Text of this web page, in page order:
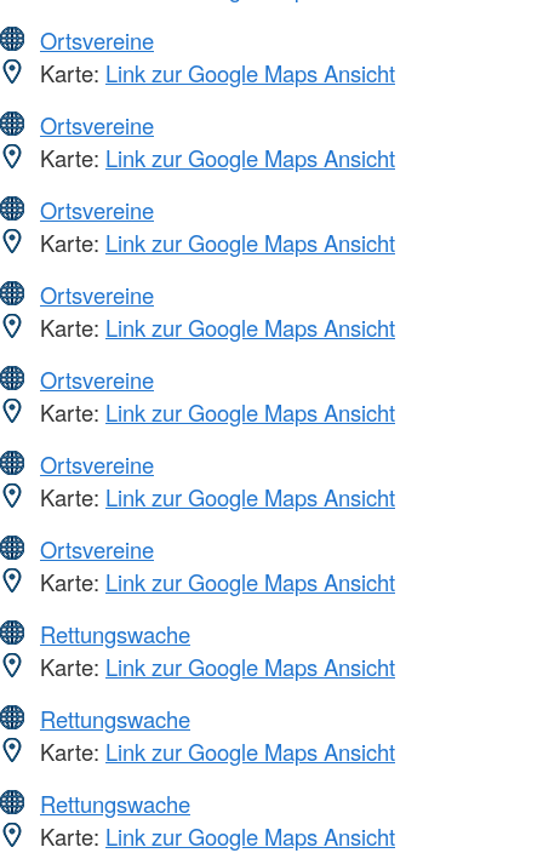
Ortsvereine
Karte: Link zur Google Maps Ansicht
Ortsvereine
Karte: Link zur Google Maps Ansicht
Ortsvereine
Karte: Link zur Google Maps Ansicht
Ortsvereine
Karte: Link zur Google Maps Ansicht
Ortsvereine
Karte: Link zur Google Maps Ansicht
Ortsvereine
Karte: Link zur Google Maps Ansicht
Ortsvereine
Karte: Link zur Google Maps Ansicht
Rettungswache
Karte: Link zur Google Maps Ansicht
Rettungswache
Karte: Link zur Google Maps Ansicht
Rettungswache
Karte: Link zur Google Maps Ansicht